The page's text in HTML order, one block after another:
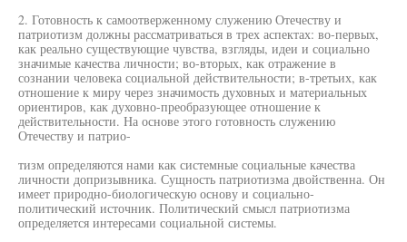
2. Готовность к самоотверженному служению Отечеству и
патриотизм должны рассматриваться в трех аспектах: во-первых,
как реально существующие чувства, взгляды, идеи и социально
значимые качества личности; во-вторых, как отражение в
сознании человека социальной действительности; в-третьих, как
отношение к миру через значимость духовных и материальных
ориентиров, как духовно-преобразующее отношение к
действительности. На основе этого готовность служению
Отечеству и патрио-
тизм определяются нами как системные социальные качества
личности допризывника. Сущность патриотизма двойственна. Он
имеет природно-биологическую основу и социально-
политический источник. Политический смысл патриотизма
определяется интересами социальной системы.